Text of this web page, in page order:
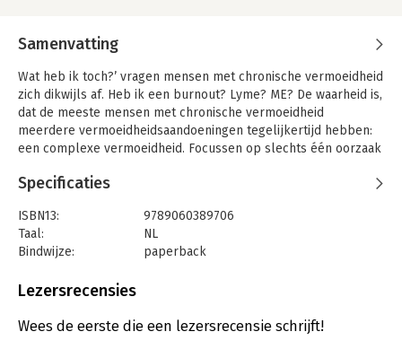
Samenvatting
Wat heb ik toch?’ vragen mensen met chronische vermoeidheid
zich dikwijls af. Heb ik een burnout? Lyme? ME? De waarheid is,
dat de meeste mensen met chronische vermoeidheid
meerdere vermoeidheidsaandoeningen tegelijkertijd hebben:
een complexe vermoeidheid. Focussen op slechts één oorzaak
vermoeidheid: Een 5-stappenplan voor herstel. In dit boek legt
uit, hoe je met behulp van een 5-stappenplan aan je herstel
kunt werken.
gebruikt kan worden bij onder andere een burn-out,
Specificaties
ISBN13:
9789060389706
Taal:
NL
Bindwijze:
paperback
Uitgever:
Verschijningsdatum:
28-3-2023
Lezersrecensies
Wees de eerste die een lezersrecensie schrijft!